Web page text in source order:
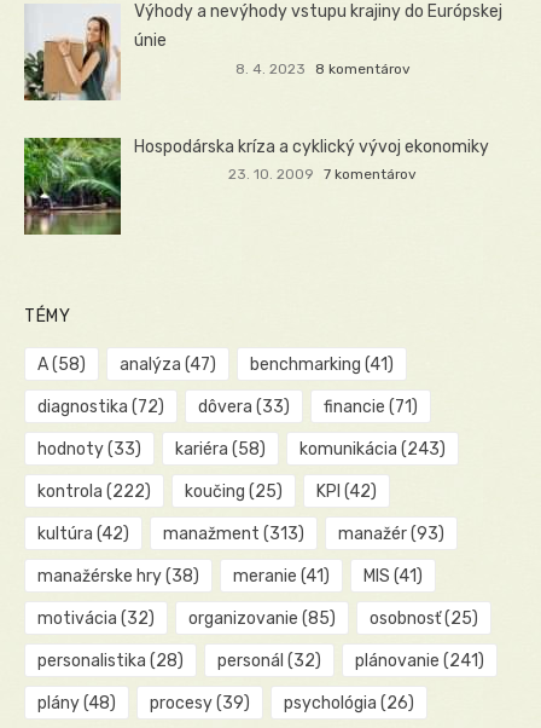
Výhody a nevýhody vstupu krajiny do Európskej
únie
8. 4. 2023 8 komentárov
Hospodárska kríza a cyklický vývoj ekonomiky
23. 10. 2009 7 komentárov
TÉMY
A(58) analýza (47) benchmarking (41)
diagnostika (72) dôvera (33) financie (71)
hodnoty(33) kariéra (58) komunikácia (243)
kontrola (222) koučing (25) KPI (42)
kultúra (42) manažment (313) manažér(93)
manažérske hry(38) meranie (41) MIS (41)
motivácia (32) organizovanie (85) osobnosť(25)
personalistika (28) personál (32) plánovanie (241)
plány(48) procesy(39) psychológia (26)